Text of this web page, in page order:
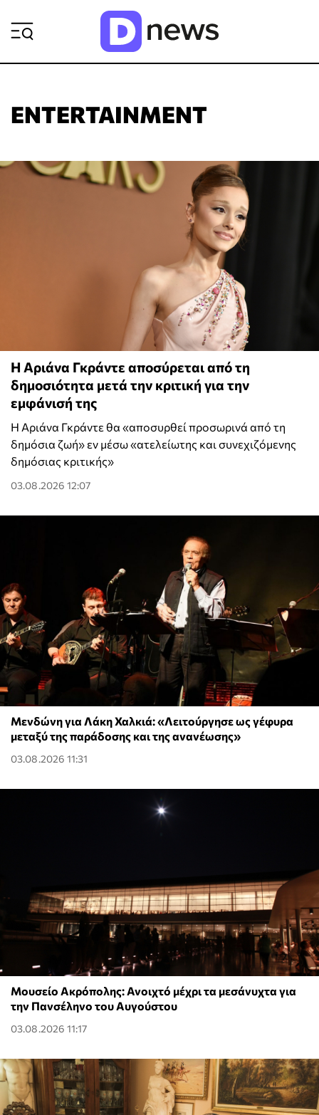
ENTERTAINMENT
Η Αριάνα Γκράντε αποσύρεται από τη
δημοσιότητα μετά την κριτική για την
εμφάνισή της
Η Αριάνα Γκράντε θα «αποσυρθεί προσωρινά από τη
δημόσια ζωή» εν μέσω «ατελείωτης και συνεχιζόμενης
δημόσιας κριτικής»
03.08.2026 12:07
Μενδώνη για Λάκη Χαλκιά: «Λειτούργησε ως γέφυρα
μεταξύ της παράδοσης και της ανανέωσης»
03.08.2026 11:31
Μουσείο Ακρόπολης: Ανοιχτό μέχρι τα μεσάνυχτα για
την Πανσέληνο του Αυγούστου
03.08.2026 11:17